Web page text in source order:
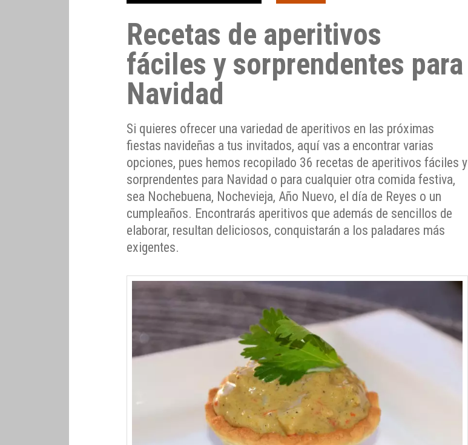
Recetas de aperitivos
fáciles y sorprendentes para
Navidad
Si quieres ofrecer una variedad de aperitivos en las próximas
fiestas navideñas a tus invitados, aquí vas a encontrar varias
opciones, pues hemos recopilado 36 recetas de aperitivos fáciles y
sorprendentes para Navidad o para cualquier otra comida festiva,
sea Nochebuena, Nochevieja, Año Nuevo, el día de Reyes o un
cumpleaños. Encontrarás aperitivos que además de sencillos de
elaborar, resultan deliciosos, conquistarán a los paladares más
exigentes.